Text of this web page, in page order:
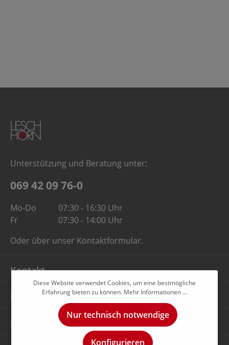
Unterstützung und Beratung unter:
069 42 09 76-0
Mo-Do
07:30 - 16:30 Uhr
Fr
07:30 - 14:00 Uhr
Oder über unser Kontaktformular.
Kontakt
Unternehmen
Rechtliches
Diese Website verwendet Cookies, um eine bestmögliche
Erfahrung bieten zu können. Mehr Informationen ...
Nur technisch notwendige
Konfigurieren